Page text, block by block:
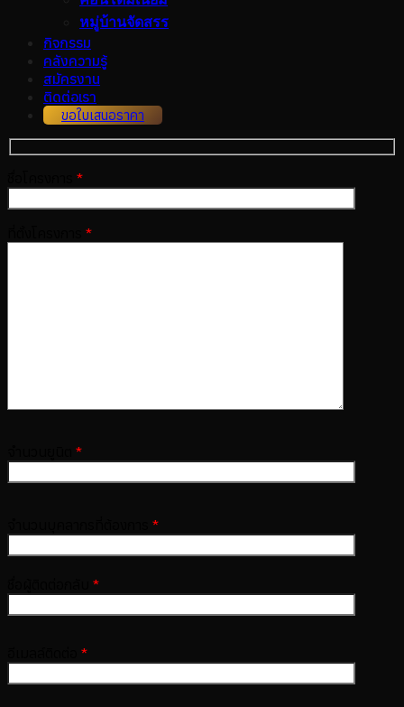
หมู่บ้านจัดสรร
กิจกรรม
คลังความรู้
สมัครงาน
ติดต่อเรา
ขอใบเสนอราคา
*
*
*
*
*
*